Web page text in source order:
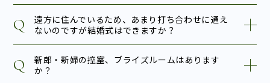
遠方に住んでいるため、あまり打ち合わせに通え
ないのですが結婚式はできますか？
新郎・新婦の控室、ブライズルームはあります
か？